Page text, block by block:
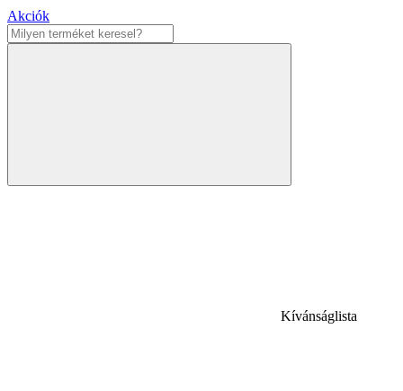
Akciók
Kívánságlista